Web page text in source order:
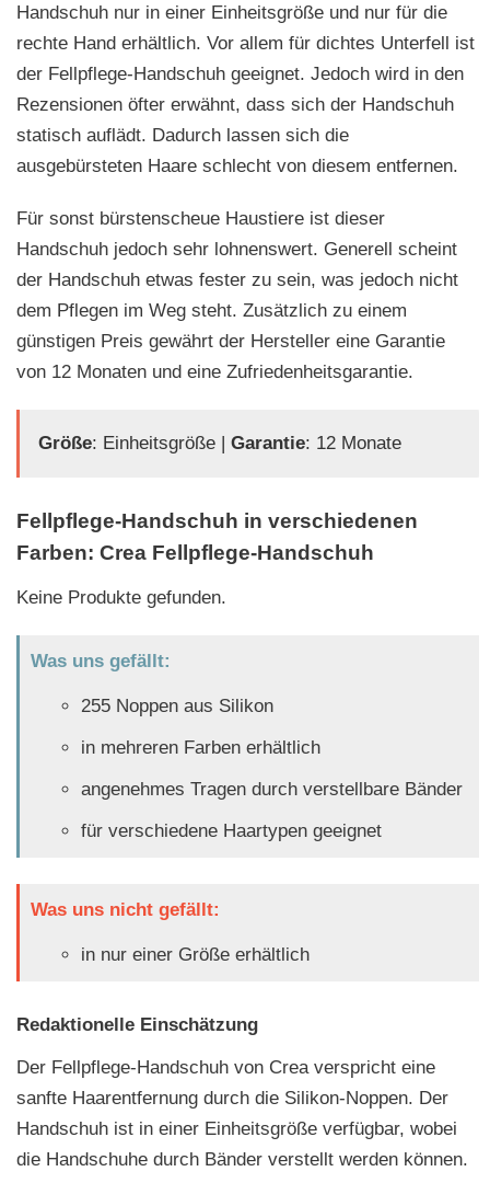
Handschuh nur in einer Einheitsgröße und nur für die
rechte Hand erhältlich. Vor allem für dichtes Unterfell ist
der Fellpflege-Handschuh geeignet. Jedoch wird in den
Rezensionen öfter erwähnt, dass sich der Handschuh
statisch auflädt. Dadurch lassen sich die
ausgebürsteten Haare schlecht von diesem entfernen.
Für sonst bürstenscheue Haustiere ist dieser
Handschuh jedoch sehr lohnenswert. Generell scheint
der Handschuh etwas fester zu sein, was jedoch nicht
dem Pflegen im Weg steht. Zusätzlich zu einem
günstigen Preis gewährt der Hersteller eine Garantie
von 12 Monaten und eine Zufriedenheitsgarantie.
Größe: Einheitsgröße | Garantie: 12 Monate
Fellpflege-Handschuh in verschiedenen
Farben: Crea Fellpflege-Handschuh
Keine Produkte gefunden.
Was uns gefällt:
255 Noppen aus Silikon
in mehreren Farben erhältlich
angenehmes Tragen durch verstellbare Bänder
für verschiedene Haartypen geeignet
Was uns nicht gefällt:
in nur einer Größe erhältlich
Redaktionelle Einschätzung
Der Fellpflege-Handschuh von Crea verspricht eine
sanfte Haarentfernung durch die Silikon-Noppen. Der
Handschuh ist in einer Einheitsgröße verfügbar, wobei
die Handschuhe durch Bänder verstellt werden können.